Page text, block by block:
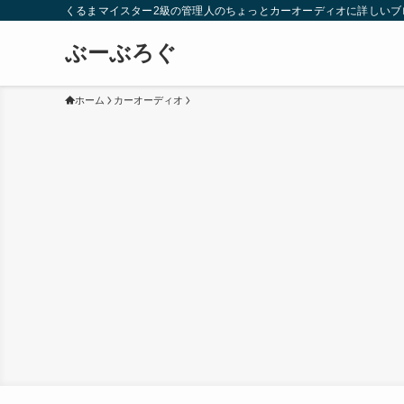
くるまマイスター2級の管理人のちょっとカーオーディオに詳しいブ
ぶーぶろぐ
ホーム カーオーディオ